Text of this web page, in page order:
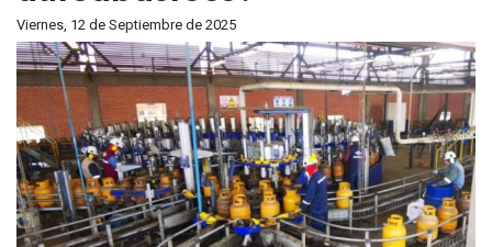
Viernes, 12 de Septiembre de 2025